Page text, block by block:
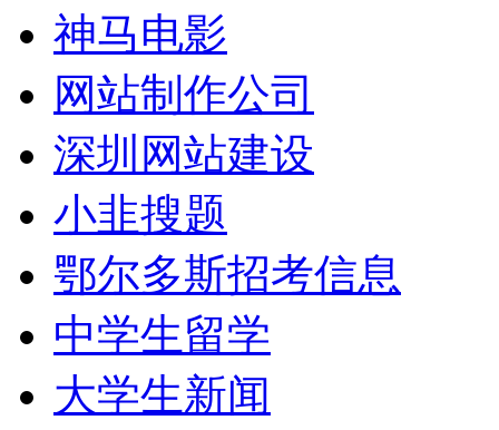
神马电影
网站制作公司
深圳网站建设
小韭搜题
鄂尔多斯招考信息
中学生留学
大学生新闻